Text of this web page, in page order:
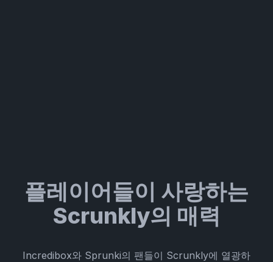
플레이어들이 사랑하는
Scrunkly의 매력
Incredibox와 Sprunki의 팬들이 Scrunkly에 열광하